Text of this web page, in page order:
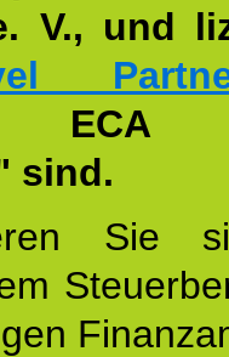
V., und
ECA
sind.
Sie